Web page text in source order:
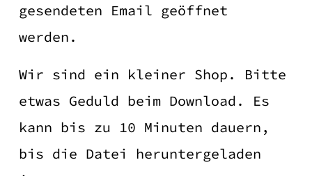
gesendeten Email geöffnet
werden.
Wir sind ein kleiner Shop. Bitte
etwas Geduld beim Download. Es
kann bis zu 10 Minuten dauern,
bis die Datei heruntergeladen